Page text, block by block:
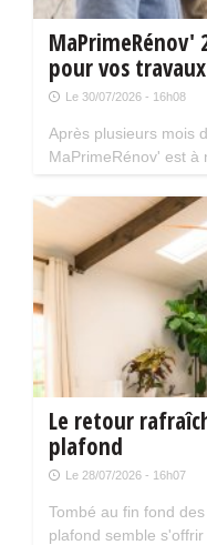
MaPrimeRénov'
pour vos
Le 30/07/2026 - 16h08
Après plusieurs mois
MaPrimeRénov' est à
limiter le nombre de
Le retour
plafond
Le 28/07/2026 - 16h07
Tombé au fin fond
plafond semble